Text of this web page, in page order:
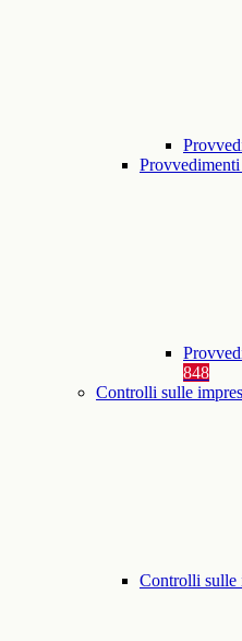
848
Controlli sulle
Controlli sulle